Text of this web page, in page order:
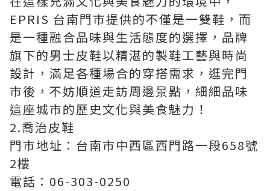
EPRIS 台南門市提供的不僅是一雙鞋，而
是一種融合品味與生活態度的選擇，品牌
旗下的男士皮鞋以精湛的製鞋工藝與時尚
設計，滿足各種場合的穿搭需求，逛完門
市後，不妨順道走訪周邊景點，細細品味
這座城市的歷史文化與美食魅力！
2.喬治皮鞋
門市地址：台南市中西區西門路一段658號
2樓
電話：06-303-0250